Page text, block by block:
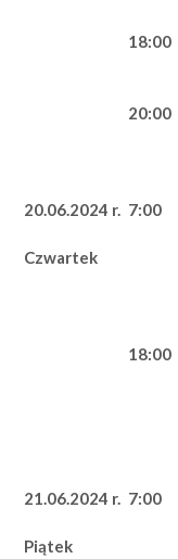
18:00
20:00
20.06.2024 r.
Czwartek
7:00
18:00
21.06.2024 r.
Piątek
7:00